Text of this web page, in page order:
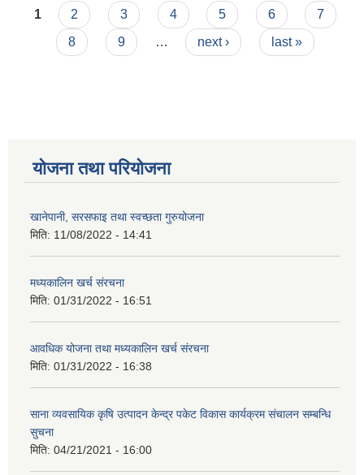
Pages
1 2 3 4 5 6
7
8
9 … next › last »
योजना तथा परियोजना
खानेपानी, सरसफाइ तथा स्वच्छता गुरुयोजना
मिति: 11/08/2022 - 14:41
मध्यकालिन खर्च संरचना
मिति: 01/31/2022 - 16:51
आवधिक योजना तथा मध्यकालिन खर्च संरचना
मिति: 01/31/2022 - 16:38
साना व्यवसायिक कृषि उत्पादन केन्द्र पकेट विकास कार्यक्रम संचालन सम्बन्धि
सुचना
मिति: 04/21/2021 - 16:00